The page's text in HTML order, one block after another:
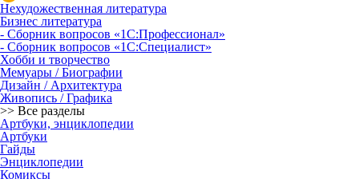
Нехудожественная литература
Бизнес литература
- Сборник вопросов «1С:Профессионал»
- Сборник вопросов «1С:Специалист»
Хобби и творчество
Мемуары / Биографии
Дизайн / Архитектура
Живопись / Графика
>> Все разделы
Артбуки, энциклопедии
Артбуки
Гайды
Энциклопедии
Комиксы